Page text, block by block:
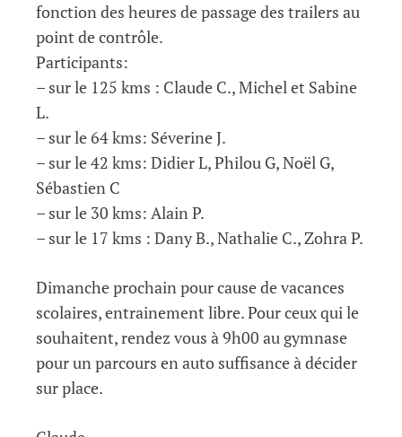
fonction des heures de passage des trailers au
point de contrôle.
Participants:
– sur le 125 kms : Claude C., Michel et Sabine
L.
– sur le 64 kms: Séverine J.
– sur le 42 kms: Didier L, Philou G, Noël G,
Sébastien C
– sur le 30 kms: Alain P.
– sur le 17 kms : Dany B., Nathalie C., Zohra P.
Dimanche prochain pour cause de vacances
scolaires, entrainement libre. Pour ceux qui le
souhaitent, rendez vous à 9h00 au gymnase
pour un parcours en auto suffisance à décider
sur place.